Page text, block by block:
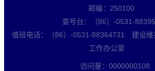
邮编：250100
查号台：（86）-0531-
值班电话：（86）-0531-88364731 建设维
工作办公室
访问量： 0000000108